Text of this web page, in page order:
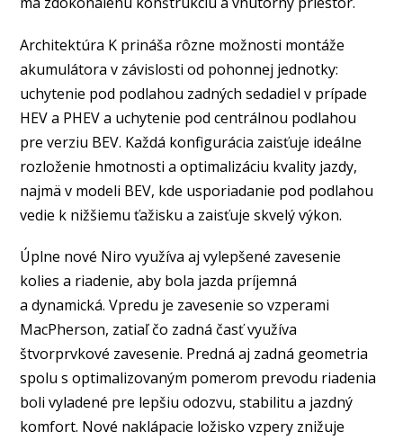
Architektúra K prináša rôzne možnosti montáže
akumulátora v závislosti od pohonnej jednotky:
uchytenie pod podlahou zadných sedadiel v prípade
HEV a PHEV a uchytenie pod centrálnou podlahou
pre verziu BEV. Každá konfigurácia zaisťuje ideálne
rozloženie hmotnosti a optimalizáciu kvality jazdy,
najmä v modeli BEV, kde usporiadanie pod podlahou
vedie k nižšiemu ťažisku a zaisťuje skvelý výkon.
Úplne nové Niro využíva aj vylepšené zavesenie
kolies a riadenie, aby bola jazda príjemná
a dynamická. Vpredu je zavesenie so vzperami
MacPherson, zatiaľ čo zadná časť využíva
štvorprvkové zavesenie. Predná aj zadná geometria
spolu s optimalizovaným pomerom prevodu riadenia
boli vyladené pre lepšiu odozvu, stabilitu a jazdný
komfort. Nové naklápacie ložisko vzpery znižuje